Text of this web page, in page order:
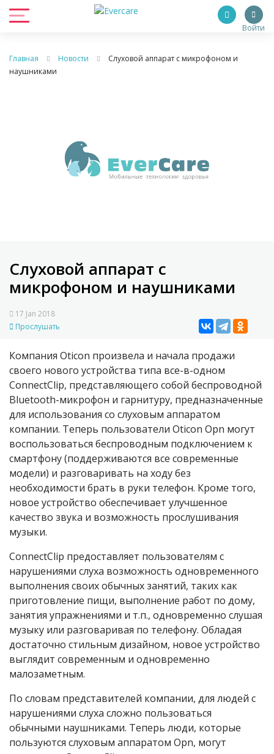
Войти
Главная Новости
Слуховой аппарат с микрофоном и
наушниками
Слуховой аппарат с
микрофоном и наушниками
17 Jan 2018
Прослушать
Компания Oticon произвела и начала продажи
своего нового устройства типа все-в-одном
ConnectClip, представляющего собой беспроводной
Bluetooth-микрофон и гарнитуру, предназначенные
для использования со слуховым аппаратом
компании. Теперь пользователи Oticon Opn могут
воспользоваться беспроводным подключением к
смартфону (поддерживаются все современные
модели) и разговаривать на ходу без
необходимости брать в руки телефон. Кроме того,
новое устройство обеспечивает улучшенное
качество звука и возможность прослушивания
музыки.
ConnectClip предоставляет пользователям с
нарушениями слуха возможность одновременного
выполнения своих обычных занятий, таких как
приготовление пищи, выполнение работ по дому,
занятия упражнениями и т.п., одновременно слушая
музыку или разговаривая по телефону. Обладая
достаточно стильным дизайном, новое устройство
выглядит современным и одновременно
малозаметным.
По словам представителей компании, для людей с
нарушениями слуха сложно пользоваться
обычными наушниками. Теперь люди, которые
пользуются слуховым аппаратом Opn, могут